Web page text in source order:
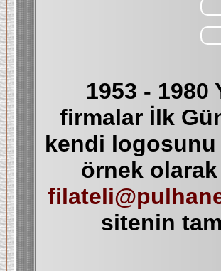
1953 - 1980
firmalar İlk
kendi logosunu
örnek
sitenin